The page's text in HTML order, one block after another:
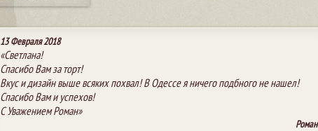
13 Февраля 2018
«Светлана!
Спасибо Вам за торт!
Вкус и дизайн выше всяких похвал! В Одессе я ничего подбного не нашел!
Спасибо Вам и успехов!
С Уважением Роман»
Роман